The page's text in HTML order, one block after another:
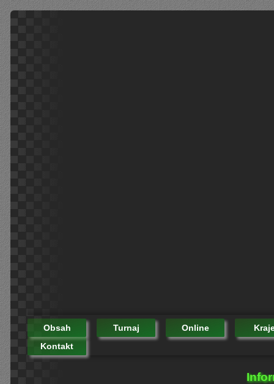
Obsah Turnaj Online
Kontakt